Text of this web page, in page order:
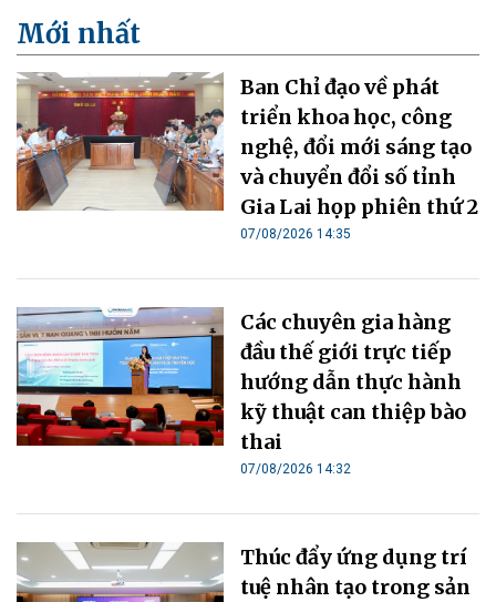
Mới nhất
Ban Chỉ đạo về phát
triển khoa học, công
nghệ, đổi mới sáng tạo
và chuyển đổi số tỉnh
Gia Lai họp phiên thứ 2
07/08/2026 14:35
Các chuyên gia hàng
đầu thế giới trực tiếp
hướng dẫn thực hành
kỹ thuật can thiệp bào
thai
07/08/2026 14:32
Thúc đẩy ứng dụng trí
tuệ nhân tạo trong sản